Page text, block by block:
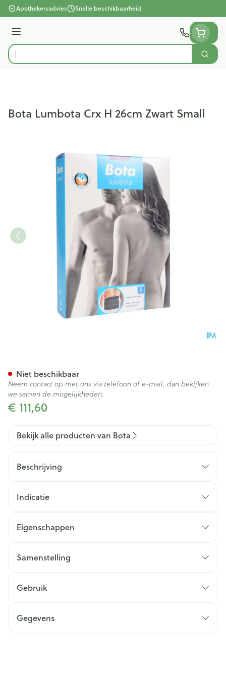
Ga naar de inhoud
Apothekersadvies Snelle beschikbaarheid
Menu
Product, merk, categorie...
Zoek
Bota Lumbota Crx H 26cm Zwart Small
€ 111,60
Niet beschikbaar
Neem contact op met ons via telefoon of e-mail, dan bekijken
we samen de mogelijkheden.
Bekijk alle producten van Bota
Beschrijving
Indicatie
Eigenschappen
Samenstelling
Gebruik
Gegevens